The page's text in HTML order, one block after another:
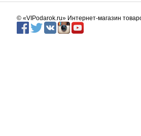
© «VIPodarok.ru» Интернет-магазин